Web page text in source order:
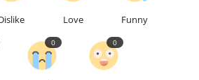
Love Funny
0 0